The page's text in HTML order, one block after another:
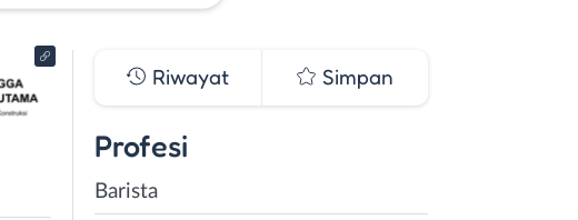
Riwayat Simpan
Profesi
Barista